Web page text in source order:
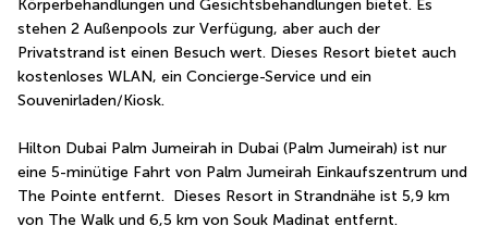
Körperbehandlungen und Gesichtsbehandlungen bietet. Es
stehen 2 Außenpools zur Verfügung, aber auch der
Privatstrand ist einen Besuch wert. Dieses Resort bietet auch
kostenloses WLAN, ein Concierge-Service und ein
Souvenirladen/Kiosk.
Hilton Dubai Palm Jumeirah in Dubai (Palm Jumeirah) ist nur
eine 5-minütige Fahrt von Palm Jumeirah Einkaufszentrum und
The Pointe entfernt.  Dieses Resort in Strandnähe ist 5,9 km
von The Walk und 6,5 km von Souk Madinat entfernt.